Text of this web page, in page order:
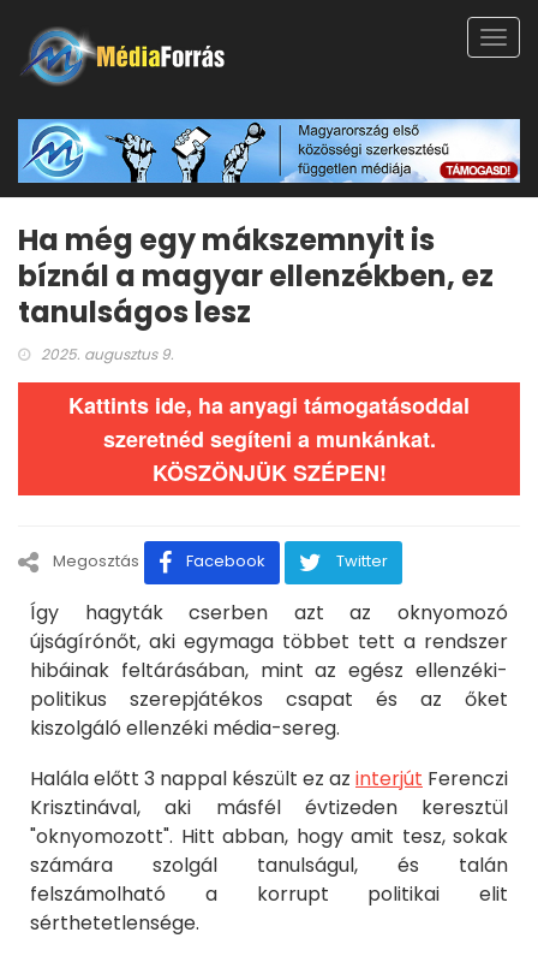
Ha még egy mákszemnyit is
bíznál a magyar ellenzékben, ez
tanulságos lesz
2025. augusztus 9.
Kattints ide, ha anyagi támogatásoddal
szeretnéd segíteni a munkánkat.
KÖSZÖNJÜK SZÉPEN!
Megosztás Facebook Twitter
Így hagyták cserben azt az oknyomozó
újságírónőt, aki egymaga többet tett a rendszer
hibáinak feltárásában, mint az egész ellenzéki-
politikus szerepjátékos csapat és az őket
kiszolgáló ellenzéki média-sereg.
Halála előtt 3 nappal készült ez az interjút Ferenczi
Krisztinával, aki másfél évtizeden keresztül
"oknyomozott". Hitt abban, hogy amit tesz, sokak
számára szolgál tanulságul, és talán
felszámolható a korrupt politikai elit
sérthetetlensége.